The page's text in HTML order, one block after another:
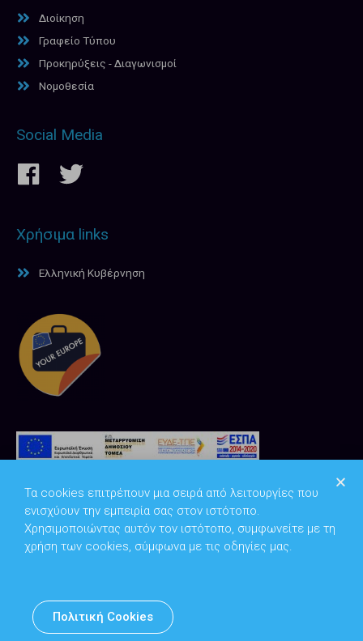
Διοίκηση
Γραφείο Τύπου
Προκηρύξεις - Διαγωνισμοί
Νομοθεσία
Social Media
Χρήσιμα links
Ελληνική Κυβέρνηση
Copyright © 2026Υπουργείο Ψηφιακής Διακυβέρνησης
Υπεύθυνος DPO: Θανάσης Κοσμόπουλος | dpo@mindigital.gr
Τα cookies επιτρέπουν μια σειρά από λειτουργίες που
ενισχύουν την εμπειρία σας στον ιστότοπο.
Χρησιμοποιώντας αυτόν τον ιστότοπο, συμφωνείτε με τη
χρήση των cookies, σύμφωνα με τις οδηγίες μας.
Πολιτική Cookies